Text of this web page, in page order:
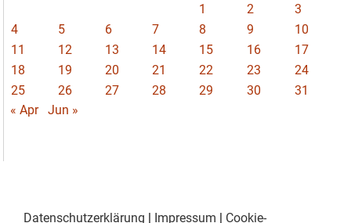
1 2
3
4
5 6 7 8 9
10
11
12 13 14 15 16
17
18
19 20 21 22 23
24
25
26 27 28 29 30
31
« Apr
Jun »
Datenschutzerklärung | Impressum | Cookie-